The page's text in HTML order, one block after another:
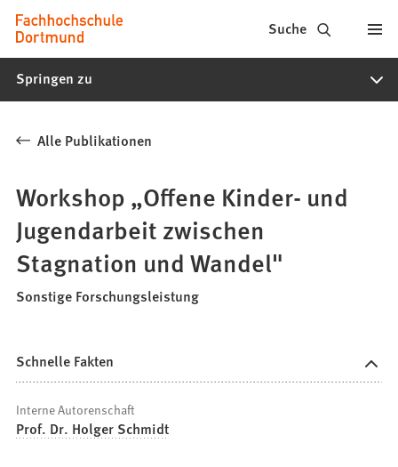
Inhalt anspringen
Fachhochschule
Dortmund
-
Studiengänge,
Bewerbung
Suche
Springen zu
Alle Publikationen
Workshop „Offene Kinder- und
Jugendarbeit zwischen
Stagnation und Wandel"
Sonstige Forschungsleistung
Schnelle Fakten
Interne Autorenschaft
Prof. Dr. Holger Schmidt